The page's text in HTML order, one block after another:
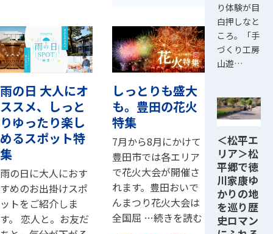
雨の日 大人にオ
ススメ、しっと
りゆったり楽し
めるスポット特
集
雨の日に大人におす
すめのお出掛けスポ
ットをご紹介しま
す。 恋人と。お友だ
しっとりも盛大
も。豊田の花火
特集
7月から8月にかけて
豊田市では各エリア
で花火大会が開催さ
れます。豊田おいで
んまつり花火大会は
全国屈 …続きを読む
り体験が目
白押しなと
ころ。「手
づくり工房
山遊…
＜松平エ
リア＞松
平郷で徳
川家康ゆ
かりの地
を巡り歴
史ロマン